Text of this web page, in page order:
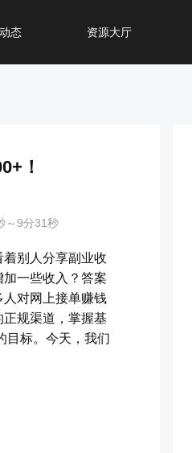
态 资源大厅
！
～9分31秒
别人分享副业收
一些收入？答案
对网上接单赚钱
规渠道，掌握基
目标。今天，我们